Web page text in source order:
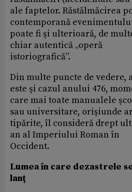
ale faptelor. Răstălmăcirea
contemporană
poate fi şi ulterioară, de
chiar autentică „operă
istoriografică”.
Din multe puncte de vedere,
este şi cazul anului 476,
care mai toate manualele
sau universitare, orişiunde
tipărite, îl consideră drept
an al Imperiului Roman în
Occident.
Lumea în care dezastrele
lanţ